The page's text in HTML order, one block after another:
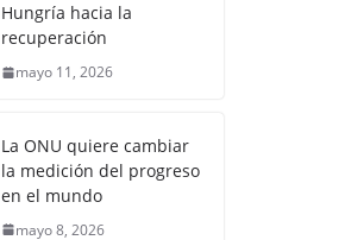
Hungría hacia la
recuperación
mayo 11, 2026
La ONU quiere cambiar
la medición del progreso
en el mundo
mayo 8, 2026